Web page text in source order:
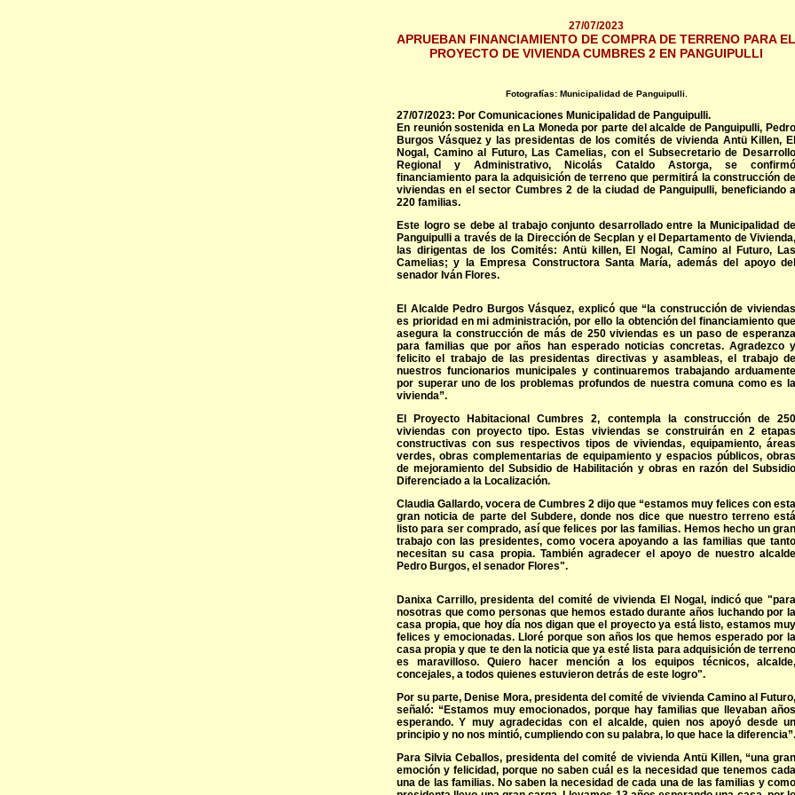
27/07/2023
APRUEBAN FINANCIAMIENTO DE COMPRA DE TERRENO PARA EL
PROYECTO DE VIVIENDA CUMBRES 2 EN PANGUIPULLI
Fotografías: Municipalidad de Panguipulli.
27/07/2023: Por Comunicaciones Municipalidad de Panguipulli.
En reunión sostenida en La Moneda por parte del alcalde de Panguipulli, Pedro
Burgos Vásquez y las presidentas de los comités de vivienda Antü Killen, El
Nogal, Camino al Futuro, Las Camelias, con el Subsecretario de Desarrollo
Regional y Administrativo, Nicolás Cataldo Astorga, se confirmó
financiamiento para la adquisición de terreno que permitirá la construcción de
viviendas en el sector Cumbres 2 de la ciudad de Panguipulli, beneficiando a
220 familias.
Este logro se debe al trabajo conjunto desarrollado entre la Municipalidad de
Panguipulli a través de la Dirección de Secplan y el Departamento de Vivienda,
las dirigentas de los Comités: Antü killen, El Nogal, Camino al Futuro, Las
Camelias; y la Empresa Constructora Santa María, además del apoyo del
senador Iván Flores.
El Alcalde Pedro Burgos Vásquez, explicó que “la construcción de viviendas
es prioridad en mi administración, por ello la obtención del financiamiento que
asegura la construcción de más de 250 viviendas es un paso de esperanza
para familias que por años han esperado noticias concretas. Agradezco y
felicito el trabajo de las presidentas directivas y asambleas, el trabajo de
nuestros funcionarios municipales y continuaremos trabajando arduamente
por superar uno de los problemas profundos de nuestra comuna como es la
vivienda”.
El Proyecto Habitacional Cumbres 2, contempla la construcción de 250
viviendas con proyecto tipo. Estas viviendas se construirán en 2 etapas
constructivas con sus respectivos tipos de viviendas, equipamiento, áreas
verdes, obras complementarias de equipamiento y espacios públicos, obras
de mejoramiento del Subsidio de Habilitación y obras en razón del Subsidio
Diferenciado a la Localización.
Claudia Gallardo, vocera de Cumbres 2 dijo que “estamos muy felices con esta
gran noticia de parte del Subdere, donde nos dice que nuestro terreno está
listo para ser comprado, así que felices por las familias. Hemos hecho un gran
trabajo con las presidentes, como vocera apoyando a las familias que tanto
necesitan su casa propia. También agradecer el apoyo de nuestro alcalde
Pedro Burgos, el senador Flores".
Danixa Carrillo, presidenta del comité de vivienda El Nogal, indicó que "para
nosotras que como personas que hemos estado durante años luchando por la
casa propia, que hoy día nos digan que el proyecto ya está listo, estamos muy
felices y emocionadas. Lloré porque son años los que hemos esperado por la
casa propia y que te den la noticia que ya esté lista para adquisición de terreno
es maravilloso. Quiero hacer mención a los equipos técnicos, alcalde,
concejales, a todos quienes estuvieron detrás de este logro".
Por su parte, Denise Mora, presidenta del comité de vivienda Camino al Futuro,
señaló: “Estamos muy emocionados, porque hay familias que llevaban años
esperando. Y muy agradecidas con el alcalde, quien nos apoyó desde un
principio y no nos mintió, cumpliendo con su palabra, lo que hace la diferencia”.
Para Silvia Ceballos, presidenta del comité de vivienda Antü Killen, “una gran
emoción y felicidad, porque no saben cuál es la necesidad que tenemos cada
una de las familias. No saben la necesidad de cada una de las familias y como